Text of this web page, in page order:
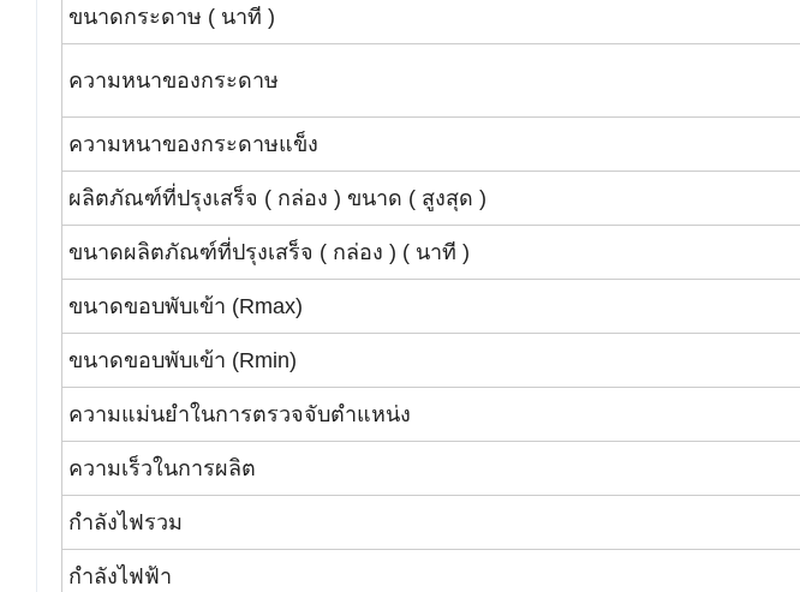
ขนาดกระดาษ ( นาที )
ความหนาของกระดาษ
ความหนาของกระดาษแข็ง
ผลิตภัณฑ์ที่ปรุงเสร็จ ( กล่อง ) ขนาด ( สูงสุด )
ขนาดผลิตภัณฑ์ที่ปรุงเสร็จ ( กล่อง ) ( นาที )
ขนาดขอบพับเข้า (Rmax)
ขนาดขอบพับเข้า (Rmin)
ความแม่นยำในการตรวจจับตำแหน่ง
ความเร็วในการผลิต
กำลังไฟรวม
กำลังไฟฟ้า